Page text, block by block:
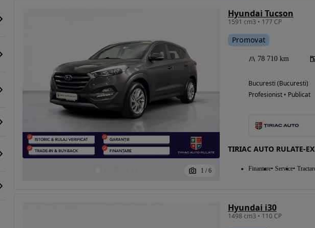
1 / 6
Hyundai Tucson
1591 cm3 • 177 CP
Promovat
78 710 km
Bucuresti (Bucuresti)
Profesionist • Publicat
TIRIAC AUTO RULATE-
Finantare Service
Hyundai i30
1498 cm3 • 110 CP